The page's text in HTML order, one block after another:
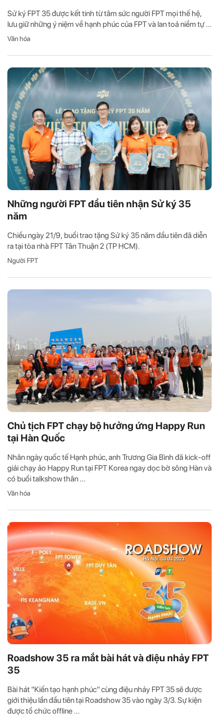
Sử ký FPT 35 được kết tinh từ tâm sức người FPT mọi thế hệ,
lưu giữ những ý niệm về hạnh phúc của FPT và lan toả niềm tự ...
Văn hóa
Những người FPT đầu tiên nhận Sử ký 35
năm
Chiều ngày 21/9, buổi trao tặng Sử ký 35 năm đầu tiên đã diễn
ra tại tòa nhà FPT Tân Thuận 2 (TP HCM).
Người FPT
Chủ tịch FPT chạy bộ hưởng ứng Happy Run
tại Hàn Quốc
Nhân ngày quốc tế Hạnh phúc, anh Trương Gia Bình đã kick-off
giải chạy ảo Happy Run tại FPT Korea ngay dọc bờ sông Hàn và
có buổi talkshow thân ...
Văn hóa
Roadshow 35 ra mắt bài hát và điệu nhảy FPT
35
Bài hát "Kiến tạo hạnh phúc" cùng điệu nhảy FPT 35 sẽ được
giới thiệu lần đầu tiên tại Roadshow 35 vào ngày 3/3. Sự kiện
được tổ chức offline ...